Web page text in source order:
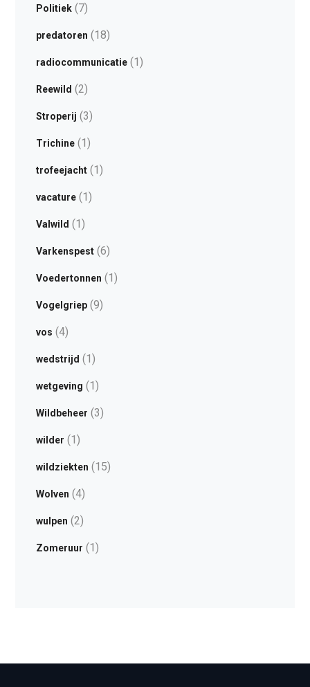
Politiek(7)
predatoren (18)
radiocommunicatie(1)
Reewild (2)
Stroperij (3)
Trichine(1)
trofeejacht(1)
vacature(1)
Valwild (1)
Varkenspest(6)
Voedertonnen (1)
Vogelgriep(9)
vos (4)
wedstrijd (1)
wetgeving (1)
Wildbeheer (3)
wilder (1)
wildziekten (15)
Wolven (4)
wulpen (2)
Zomeruur (1)